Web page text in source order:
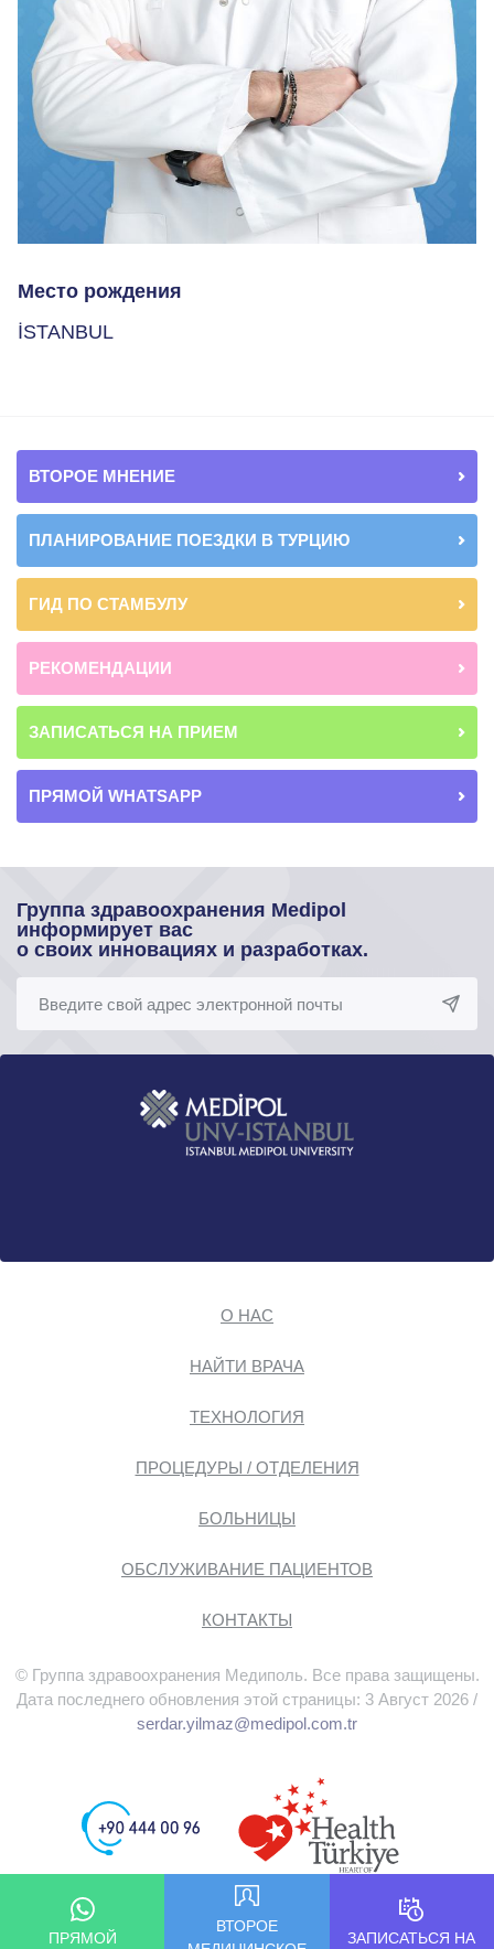
Место рождения
İSTANBUL
ВТОРОЕ МНЕНИЕ
ПЛАНИРОВАНИЕ ПОЕЗДКИ В ТУРЦИЮ
ГИД ПО СТАМБУЛУ
РЕКОМЕНДАЦИИ
ЗАПИСАТЬСЯ НА ПРИЕМ
ПРЯМОЙ WHATSAPP
Группа здравоохранения Medipol
информирует вас
о своих инновациях и разработках.
О НАС
НАЙТИ ВРАЧА
ТЕХНОЛОГИЯ
ПРОЦЕДУРЫ / ОТДЕЛЕНИЯ
БОЛЬНИЦЫ
ОБСЛУЖИВАНИЕ ПАЦИЕНТОВ
КОНТАКТЫ
© Группа здравоохранения Медиполь. Все права защищены.
Дата последнего обновления этой страницы: 3 Август 2026 /
serdar.yilmaz@medipol.com.tr
ПРЯМОЙ
ВТОРОЕ
ЗАПИСАТЬСЯ НА